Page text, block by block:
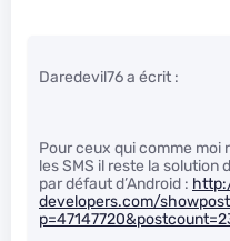
Daredevil76 a écrit :
Pour ceux qui comme moi
les SMS il reste la solution
par défaut d’Android :
developers.com/